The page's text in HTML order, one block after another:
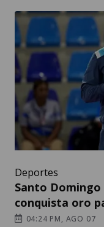
Deportes
Santo Domingo
conquista oro
04:24 PM, AGO 07